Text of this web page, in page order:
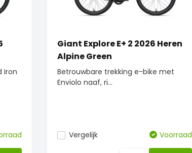
Iron
Giant Explore E+ 2 2026 Heren
Alpine Green
Betrouwbare trekking e-bike met
Enviolo naaf, ri...
Vergelijk Voorraad